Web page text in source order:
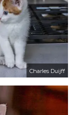
Charles Duijff